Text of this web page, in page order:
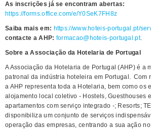
As inscrições já se encontram abertas:
https://forms.office.com/e/Y0SeK7FH8z
Saiba mais em: https://www.hoteis-portugal.pt/
contacte a AHP: formacao@hoteis-portugal.pt.
Sobre a Associação da Hotelaria de Portugal
A Associação da Hotelaria de Portugal (AHP) é a
patronal da indústria hoteleira em Portugal. Com
a AHP representa toda a Hotelaria, bem como os
alojamento local coletivo - Hostels, Guesthouses
apartamentos com serviço integrado -; Resorts;
disponibiliza um conjunto de serviços
operação das empresas, centrando a sua ação